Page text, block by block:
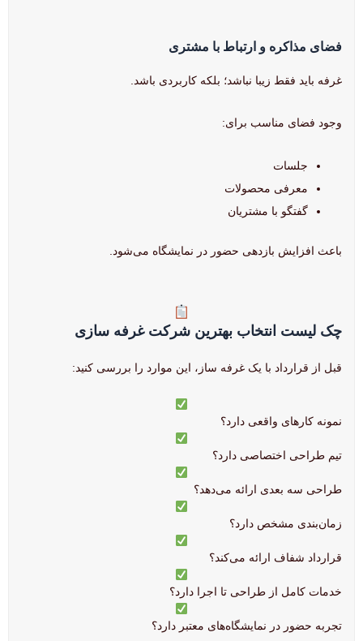
فضای مذاکره و ارتباط با مشتری
غرفه باید فقط زیبا نباشد؛ بلکه کاربردی باشد.
وجود فضای مناسب برای:
جلسات
معرفی محصولات
گفتگو با مشتریان
باعث افزایش بازدهی حضور در نمایشگاه می‌شود.
چک لیست انتخاب بهترین شرکت غرفه سازی
قبل از قرارداد با یک غرفه ساز، این موارد را بررسی کنید:
نمونه کارهای واقعی دارد؟
تیم طراحی اختصاصی دارد؟
طراحی سه بعدی ارائه می‌دهد؟
زمان‌بندی مشخص دارد؟
قرارداد شفاف ارائه می‌کند؟
خدمات کامل از طراحی تا اجرا دارد؟
تجربه حضور در نمایشگاه‌های معتبر دارد؟